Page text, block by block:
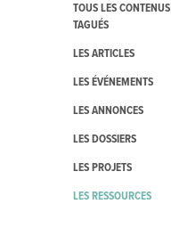
TOUS LES CONTENUS
TAGUÉS
LES ARTICLES
LES ÉVÉNEMENTS
LES ANNONCES
LES DOSSIERS
LES PROJETS
LES RESSOURCES